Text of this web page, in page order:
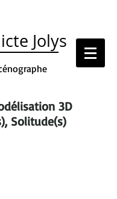
Jolys
3D
Solitude(s)